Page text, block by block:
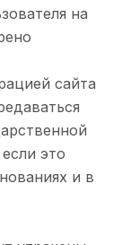
на
сайта
это
и в